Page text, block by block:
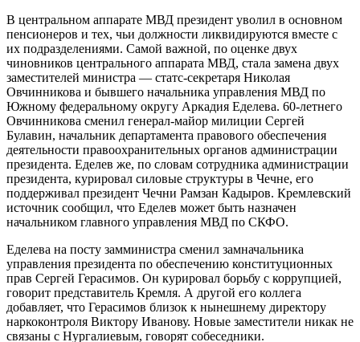
В центральном аппарате МВД президент уволил в основном
пенсионеров и тех, чьи должности ликвидируются вместе с
их подразделениями. Самой важной, по оценке двух
чиновников центрального аппарата МВД, стала замена двух
заместителей министра — статс-секретаря Николая
Овчинникова и бывшего начальника управления МВД по
Южному федеральному округу Аркадия Еделева. 60-летнего
Овчинникова сменил генерал-майор милиции Сергей
Булавин, начальник департамента правового обеспечения
деятельности правоохранительных органов администрации
президента. Еделев же, по словам сотрудника администрации
президента, курировал силовые структуры в Чечне, его
поддерживал президент Чечни Рамзан Кадыров. Кремлевский
источник сообщил, что Еделев может быть назначен
начальником главного управления МВД по СКФО.
Еделева на посту замминистра сменил замначальника
управления президента по обеспечению конституционных
прав Сергей Герасимов. Он курировал борьбу с коррупцией,
говорит представитель Кремля. А другой его коллега
добавляет, что Герасимов близок к нынешнему директору
наркоконтроля Виктору Иванову. Новые заместители никак не
связаны с Нургалиевым, говорят собеседники.